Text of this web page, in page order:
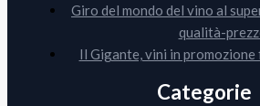
Giro del mondo del vino al
qualità-
Il Gigante, vini in
Categorie